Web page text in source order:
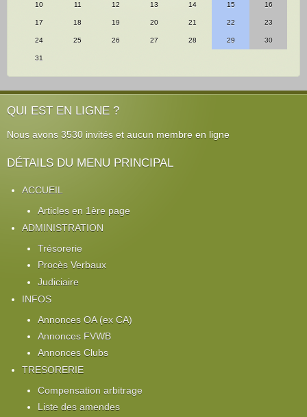
10 11 12 13 14 15 16
17 18 19 20 21 22 23
24 25 26 27 28 29 30
31
QUI EST EN LIGNE ?
Nous avons 3530 invités et aucun membre en ligne
DÉTAILS DU MENU PRINCIPAL
ACCUEIL
Articles en 1ère page
ADMINISTRATION
Trésorerie
Procès Verbaux
Judiciaire
INFOS
Annonces OA (ex CA)
Annonces FVWB
Annonces Clubs
TRESORERIE
Compensation arbitrage
Liste des amendes